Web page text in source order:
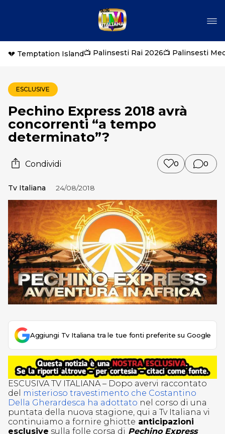
💔 Temptation Island📺 Palinsesti Rai 2026📺 Palinsesti
ESCLUSIVE
Pechino Express 2018 avrà
concorrenti “a tempo
determinato”?
Condividi 0 0
Tv Italiana 24/08/2018
Aggiungi Tv Italiana tra le tue fonti preferite su Google
ESCUSIVA TV ITALIANA – Dopo avervi raccontato
del
misterioso travestimento che Costantino
Della Gherardesca ha adottato nel corso di una
puntata della nuova stagione, qui a Tv Italiana vi
continuiamo a fornire ghiotte anticipazioni
esclusive sulla folle corsa di Pechino Express